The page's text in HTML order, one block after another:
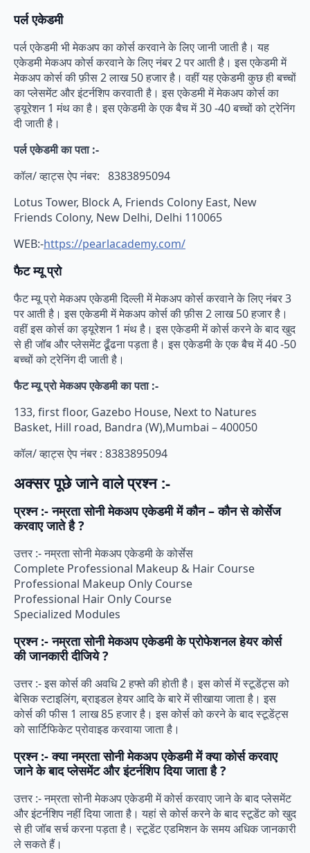
पर्ल एकेडमी
पर्ल एकेडमी भी मेकअप का कोर्स करवाने के लिए जानी जाती है। यह
एकेडमी मेकअप कोर्स करवाने के लिए नंबर 2 पर आती है। इस एकेडमी में
मेकअप कोर्स की फ़ीस 2 लाख 50 हजार है। वहीं यह एकेडमी कुछ ही बच्चों
का प्लेसमेंट और इंटर्नशिप करवाती है। इस एकेडमी में मेकअप कोर्स का
ड्यूरेशन 1 मंथ का है। इस एकेडमी के एक बैच में 30 -40 बच्चों को ट्रेनिंग
दी जाती है।
पर्ल एकेडमी का पता :-
कॉल/ व्हाट्स ऐप नंबर: 8383895094
Lotus Tower, Block A, Friends Colony East, New
Friends Colony, New Delhi, Delhi 110065
WEB:-https://pearlacademy.com/
फैट म्यू प्रो
फैट म्यू प्रो मेकअप एकेडमी दिल्ली में मेकअप कोर्स करवाने के लिए नंबर 3
पर आती है। इस एकेडमी में मेकअप कोर्स की फ़ीस 2 लाख 50 हजार है।
वहीं इस कोर्स का ड्यूरेशन 1 मंथ है। इस एकेडमी में कोर्स करने के बाद खुद
से ही जॉब और प्लेसमेंट ढूँढना पड़ता है। इस एकेडमी के एक बैच में 40 -50
बच्चों को ट्रेनिंग दी जाती है।
फैट म्यू प्रो मेकअप एकेडमी का पता :-
133, first floor, Gazebo House, Next to Natures
Basket, Hill road, Bandra (W),Mumbai – 400050
कॉल/ व्हाट्स ऐप नंबर : 8383895094
अक्सर पूछे जाने वाले प्रश्न :-
प्रश्न :- नम्रता सोनी मेकअप एकेडमी में कौन – कौन से कोर्सेज
करवाए जाते है ?
उत्तर :- नम्रता सोनी मेकअप एकेडमी के कोर्सेस
Complete Professional Makeup & Hair Course
Professional Makeup Only Course
Professional Hair Only Course
Specialized Modules
प्रश्न :- नम्रता सोनी मेकअप एकेडमी के प्रोफेशनल हेयर कोर्स
की जानकारी दीजिये ?
उत्तर :- इस कोर्स की अवधि 2 हफ्ते की होती है। इस कोर्स में स्टूडेंट्स को
बेसिक स्टाइलिंग, ब्राइडल हेयर आदि के बारे में सीखाया जाता है। इस
कोर्स की फीस 1 लाख 85 हजार है। इस कोर्स को करने के बाद स्टूडेंट्स
को सार्टिफिकेट प्रोवाइड करवाया जाता है।
प्रश्न :- क्या नम्रता सोनी मेकअप एकेडमी में क्या कोर्स करवाए
जाने के बाद प्लेसमेंट और इंटर्नशिप दिया जाता है ?
उत्तर :- नम्रता सोनी मेकअप एकेडमी में कोर्स करवाए जाने के बाद प्लेसमेंट
और इंटर्नशिप नहीं दिया जाता है। यहां से कोर्स करने के बाद स्टूडेंट को खुद
से ही जॉब सर्च करना पड़ता है। स्टूडेंट एडमिशन के समय अधिक जानकारी
ले सकते हैं।